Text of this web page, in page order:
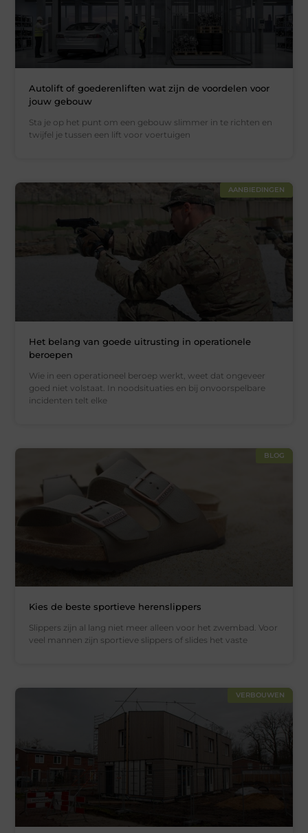
Autolift of goederenliften wat zijn de voordelen voor
jouw gebouw
Sta je op het punt om een gebouw slimmer in te richten en
twijfel je tussen een lift voor voertuigen
AANBIEDINGEN
Het belang van goede uitrusting in operationele
beroepen
Wie in een operationeel beroep werkt, weet dat ongeveer
goed niet volstaat. In noodsituaties en bij onvoorspelbare
incidenten telt elke
BLOG
Kies de beste sportieve herenslippers
Slippers zijn al lang niet meer alleen voor het zwembad. Voor
veel mannen zijn sportieve slippers of slides het vaste
VERBOUWEN